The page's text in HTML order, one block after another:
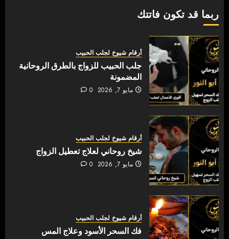
ربما قد تكون فاتتك
أرقام شيوخ لجلب الحبيب
جلب الحبيب للزواج بالطرق الروحانية
المضمونة
مايو 7, 2026 0
أرقام شيوخ لجلب الحبيب
شيخ روحاني لعلاج تعطيل الزواج
مايو 7, 2026 0
أرقام شيوخ لجلب الحبيب
فك السحر الأسود وعلاج المس